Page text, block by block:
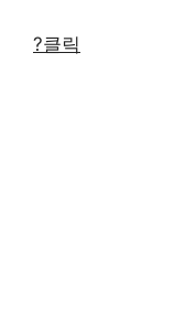
?클릭